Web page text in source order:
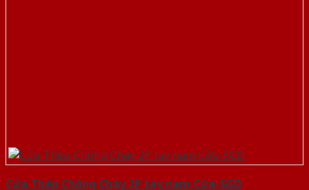
Cửa Thép Chống Cháy 2P tay nam Cửa-SGD